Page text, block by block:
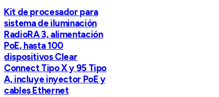
Kit de procesador para
sistema de iluminación
RadioRA 3, alimentación
PoE, hasta 100
dispositivos Clear
Connect Tipo X y 95 Tipo
A, incluye inyector PoE y
cables Ethernet